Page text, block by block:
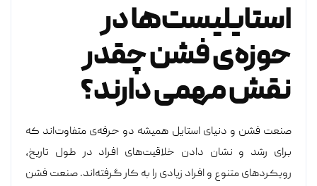
استایلیست‌ها در
حوزه‌ی فشن چقدر
نقش مهمی دارند؟
صنعت فشن و دنیای استایل همیشه دو حرفه‌ی متفاوت‌اند که
برای رشد و نشان دادن خلاقیت‌های افراد در طول تاریخ،
رویکرد‌های متنوع و افراد زیادی را به کار گرفته‌اند. صنعت فشن